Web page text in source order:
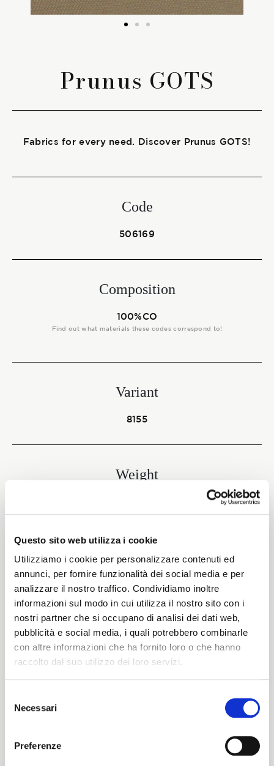
Questo sito web utilizza i cookie
Utilizziamo i cookie per personalizzare contenuti ed
annunci, per fornire funzionalità dei social media e per
analizzare il nostro traffico. Condividiamo inoltre
informazioni sul modo in cui utilizza il nostro sito con i
nostri partner che si occupano di analisi dei dati web,
pubblicità e social media, i quali potrebbero combinarle
con altre informazioni che ha fornito loro o che hanno
raccolto dal suo utilizzo dei loro servizi.
delNecessari
Preferenze
Prunus GOTS
Fabrics for every need. Discover Prunus GOTS!
Code
506169
Composition
100%CO
Find out what materials these codes correspond to!
Variant
8155
Weight
Height
144/148 CM
Washing instructions
8obWd
bunch
SUSTAINABILITY
Certifications
Start together
NEWS